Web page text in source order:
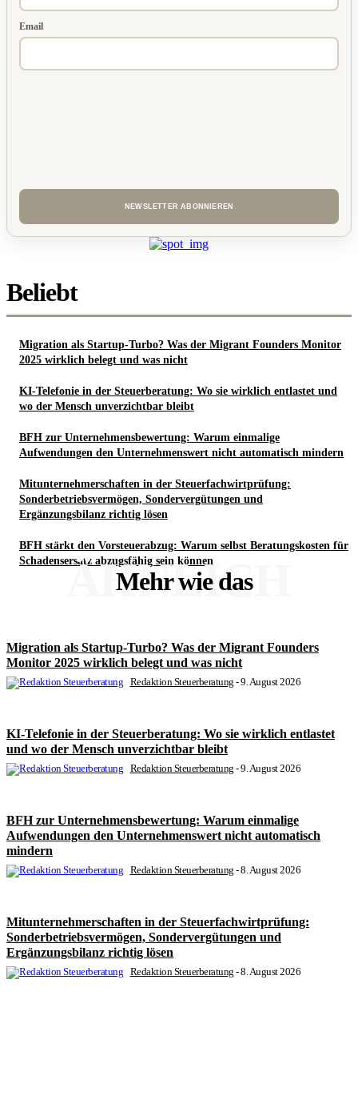
Email
Beliebt
Migration als Startup-Turbo? Was der Migrant Founders Monitor
2025 wirklich belegt und was nicht
KI-Telefonie in der Steuerberatung: Wo sie wirklich entlastet und
wo der Mensch unverzichtbar bleibt
BFH zur Unternehmensbewertung: Warum einmalige
Aufwendungen den Unternehmenswert nicht automatisch mindern
Mitunternehmerschaften in der Steuerfachwirtprüfung:
Sonderbetriebsvermögen, Sondervergütungen und
Ergänzungsbilanz richtig lösen
BFH stärkt den Vorsteuerabzug: Warum selbst Beratungskosten für
Schadensersatz abzugsfähig sein können
Mehr wie das
ÄHNLICH
Migration als Startup-Turbo? Was der Migrant Founders
Monitor 2025 wirklich belegt und was nicht
Redaktion Steuerberatung -9. August 2026
KI-Telefonie in der Steuerberatung: Wo sie wirklich entlastet
und wo der Mensch unverzichtbar bleibt
Redaktion Steuerberatung -9. August 2026
BFH zur Unternehmensbewertung: Warum einmalige
Aufwendungen den Unternehmenswert nicht automatisch
mindern
Redaktion Steuerberatung -8. August 2026
Mitunternehmerschaften in der Steuerfachwirtprüfung:
Sonderbetriebsvermögen, Sondervergütungen und
Ergänzungsbilanz richtig lösen
Redaktion Steuerberatung -8. August 2026